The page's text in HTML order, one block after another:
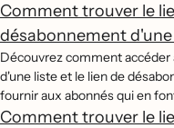
Comment trouver le
désabonnement
Découvrez comment accéder
d'une liste et le lien de
fournir aux abonnés qui en
Comment trouver le